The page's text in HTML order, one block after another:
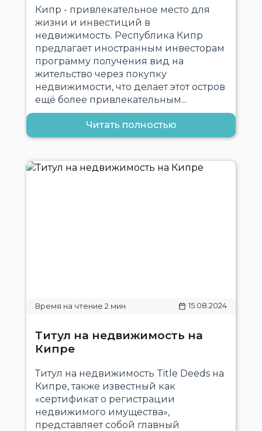
Кипр - привлекательное место для
жизни и инвестиций в
недвижимость. Республика Кипр
предлагает иностранным инвесторам
программу получения вид на
жительство через покупку
недвижимости, что делает этот остров
ещё более привлекательным...
Читать полностью
15.08.2024
Титул на недвижимость на
Кипре
Титул на недвижимость Title Deeds на
Кипре, также известный как
«сертификат о регистрации
недвижимого имущества»,
представляет собой главный